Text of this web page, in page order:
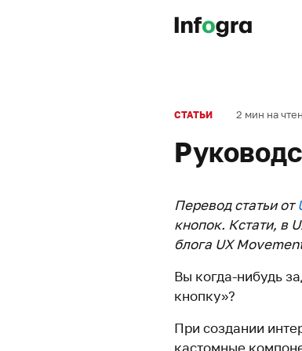
СТАТЬИ 2 мин на
Перевод статьи от
кнопок. Кстати, в
блога UX
Вы когда-нибудь
кнопку»?
При создании
кастомные